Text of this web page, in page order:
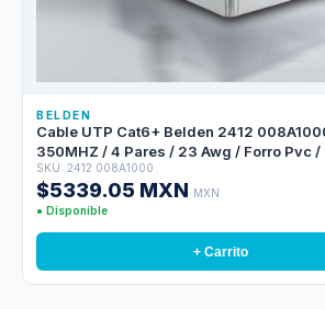
BELDEN
Cable UTP Cat6+ Belden 2412
350MHZ / 4 Pares / 23 Awg / Forro Pvc
/ Bobina En Caja / 1,000 Pies 305 Metros
SKU: 2412 008A1000
$5339.05 MXN MXN
● Disponible
+ Carrito